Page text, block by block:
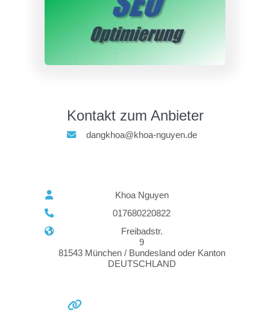
Kontakt zum Anbieter
dangkhoa@khoa-nguyen.de
Khoa Nguyen
017680220822
Freibadstr.
9
81543 München / Bundesland oder Kanton
DEUTSCHLAND